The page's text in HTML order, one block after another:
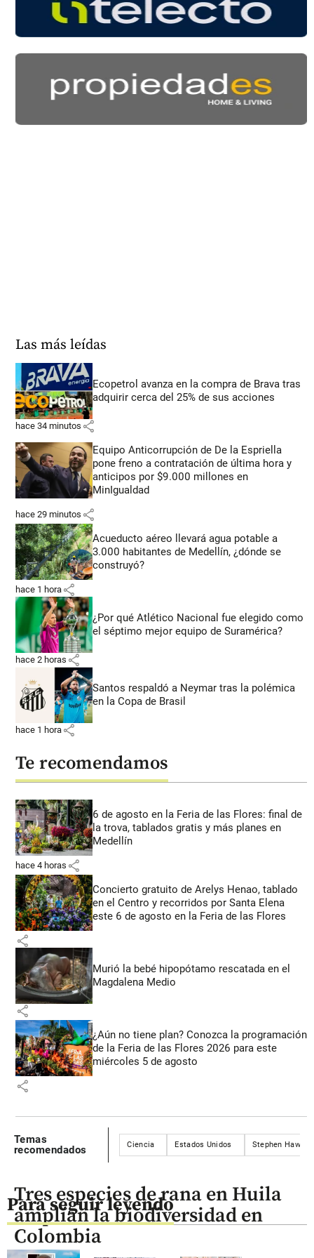
Las más leídas
Ecopetrol avanza en la compra de Brava tras
adquirir cerca del 25% de sus acciones
hace 34 minutos share
Equipo Anticorrupción de De la Espriella
pone freno a contratación de última hora y
anticipos por $9.000 millones en
MinIgualdad
hace 29 minutos share
Acueducto aéreo llevará agua potable a
3.000 habitantes de Medellín, ¿dónde se
construyó?
hace 1 hora share
¿Por qué Atlético Nacional fue elegido como
el séptimo mejor equipo de Suramérica?
hace 2 horas share
Santos respaldó a Neymar tras la polémica
en la Copa de Brasil
hace 1 hora share
Te recomendamos
6 de agosto en la Feria de las Flores: final de
la trova, tablados gratis y más planes en
Medellín
hace 4 horas share
Concierto gratuito de Arelys Henao, tablado
en el Centro y recorridos por Santa Elena
este 6 de agosto en la Feria de las Flores
share
Murió la bebé hipopótamo rescatada en el
Magdalena Medio
share
¿Aún no tiene plan? Conozca la programación
de la Feria de las Flores 2026 para este
miércoles 5 de agosto
share
Temas
recomendados
Ciencia Estados Unidos Stephen
Para seguir leyendo
Tres especies de rana en Huila
amplían la biodiversidad en
Colombia